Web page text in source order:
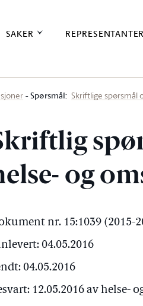
SAKER
Spørsmål: Skriftlige spørsmål
og
nr. 15:1039 (2015-
04.05.2016
04.05.2016
12.05.2016 av helse-